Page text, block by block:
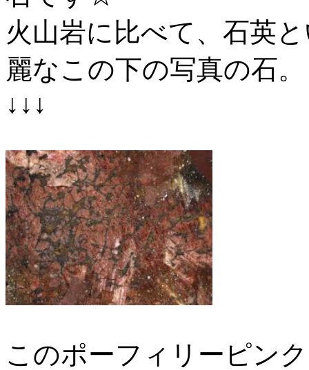
火山岩に比べて、石英
麗なこの下の写真の石。
↓↓↓
このポーフィリーピン